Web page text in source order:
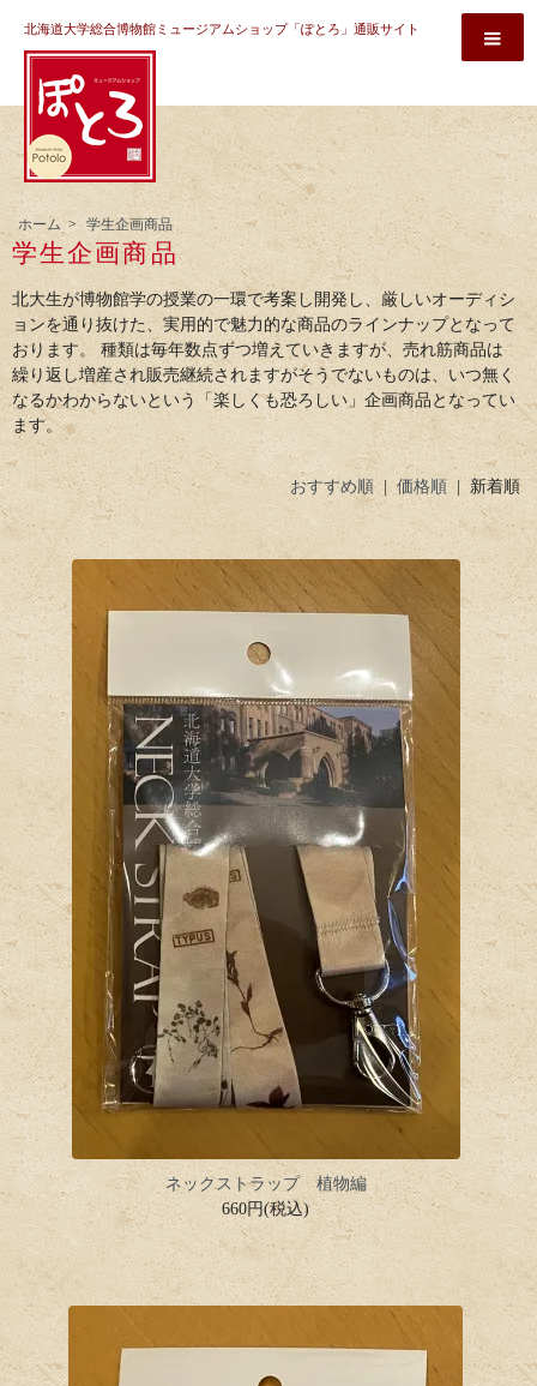
北海道大学総合博物館ミュージアムショップ「ぽとろ」通販サイト
ホーム > 学生企画商品
学生企画商品
北大生が博物館学の授業の一環で考案し開発し、厳しいオーディシ
ョンを通り抜けた、実用的で魅力的な商品のラインナップとなって
おります。 種類は毎年数点ずつ増えていきますが、売れ筋商品は
繰り返し増産され販売継続されますがそうでないものは、いつ無く
なるかわからないという「楽しくも恐ろしい」企画商品となってい
ます。
おすすめ順|価格順| 新着順
ネックストラップ 植物編
660円(税込)